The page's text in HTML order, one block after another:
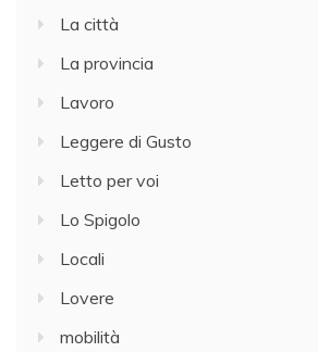
La città
La provincia
Lavoro
Leggere di Gusto
Letto per voi
Lo Spigolo
Locali
Lovere
mobilità